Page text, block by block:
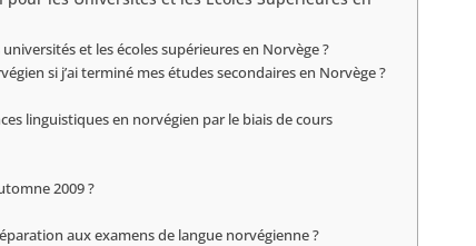
et les écoles supérieures en Norvège ?
si j’ai terminé mes études secondaires en Norvège ?
linguistiques en norvégien par le biais de cours
2009 ?
aux examens de langue norvégienne ?